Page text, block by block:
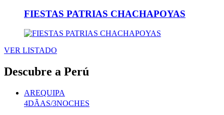
FIESTAS PATRIAS CHACHAPOYAS
VER LISTADO
Descubre a Perú
AREQUIPA
4DÃAS/3NOCHES